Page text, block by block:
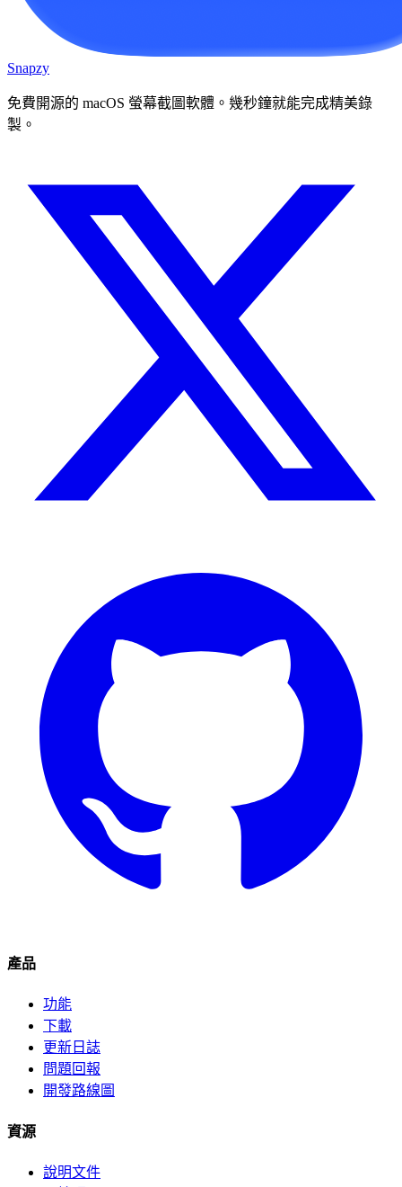
Snapzy
免費開源的 macOS 螢幕截圖軟體。幾秒鐘就能完成精美錄
製。
產品
功能
下載
更新日誌
問題回報
開發路線圖
資源
說明文件